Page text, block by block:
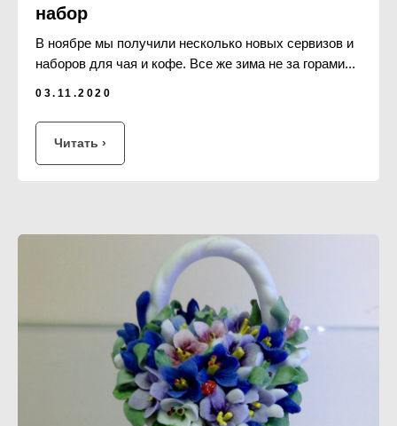
набор
В ноябре мы получили несколько новых сервизов и
наборов для чая и кофе. Все же зима не за горами...
03.11.2020
Читать ›